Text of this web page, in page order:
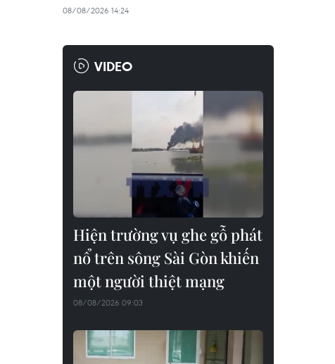
08/08/2026 14:24
VIDEO
Hiện trường vụ ghe gỗ phát
nổ trên sông Sài Gòn khiến
một người thiệt mạng
08/08/2026 09:03